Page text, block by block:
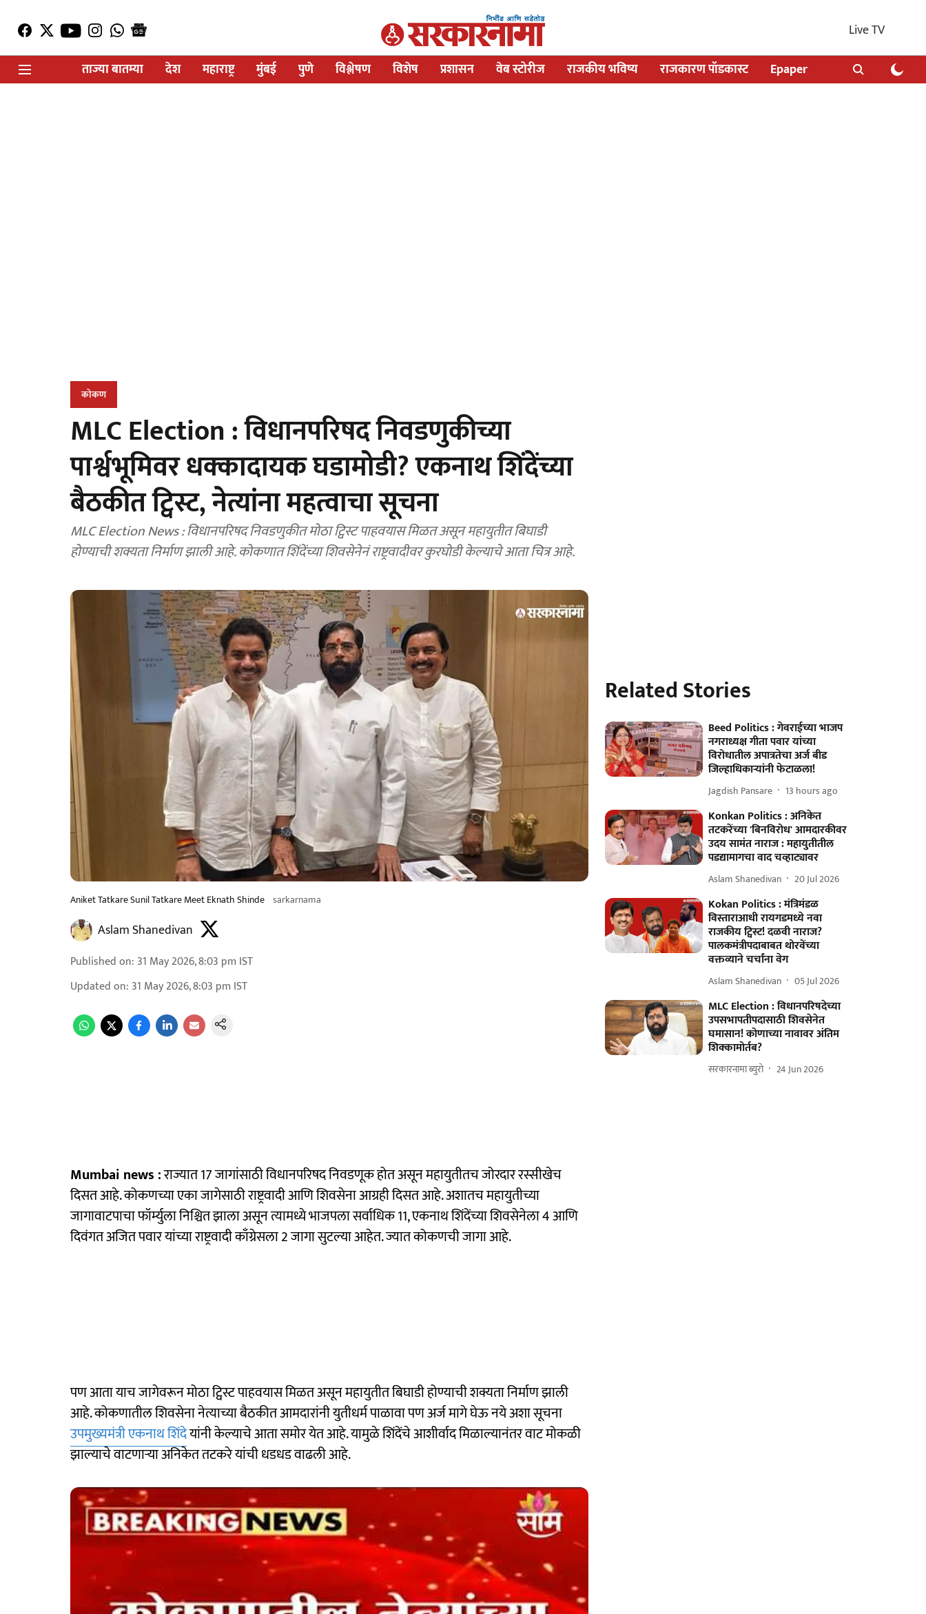
Live TV
ताज्या बातम्या
देश महाराष्ट्र मुंबई पुणे विश्लेषण विशेष प्रशासन वेब स्टोरीज राजकीय भविष्य राजकारण पॉडकास्ट Epaper
कोकण
MLC Election : विधानपरिषद निवडणुकीच्या
पार्श्वभूमिवर धक्कादायक घडामोडी? एकनाथ शिंदेंच्या
बैठकीत ट्विस्ट, नेत्यांना महत्वाचा सूचना
MLC Election News : विधानपरिषद निवडणुकीत मोठा ट्विस्ट पाहवयास मिळत असून महायुतीत बिघाडी
होण्याची शक्यता निर्माण झाली आहे. कोकणात शिंदेंच्या शिवसेनेनं राष्ट्रवादीवर कुरघोडी केल्याचे आता चित्र आहे.
Aniket Tatkare Sunil Tatkare Meet Eknath Shinde sarkarnama
Aslam Shanedivan
Published on: 31 May 2026, 8:03 pm IST
Updated on: 31 May 2026, 8:03 pm IST
Mumbai news :राज्यात 17 जागांसाठी विधानपरिषद निवडणूक होत असून महायुतीतच जोरदार रस्सीखेच
दिसत आहे. कोकणच्या एका जागेसाठी राष्ट्रवादी आणि शिवसेना आग्रही दिसत आहे. अशातच महायुतीच्या
जागावाटपाचा फॉर्म्युला निश्चित झाला असून त्यामध्ये भाजपला सर्वाधिक 11, एकनाथ शिंदेंच्या शिवसेनेला 4 आणि
दिवंगत अजित पवार यांच्या राष्ट्रवादी काँग्रेसला 2 जागा सुटल्या आहेत. ज्यात कोकणची जागा आहे.
पण आता याच जागेवरून मोठा ट्विस्ट पाहवयास मिळत असून महायुतीत बिघाडी होण्याची शक्यता निर्माण झाली
आहे. कोकणातील शिवसेना नेत्याच्या बैठकीत आमदारांनी युतीधर्म पाळावा पण अर्ज मागे घेऊ नये अशा सूचना
उपमुख्यमंत्री एकनाथ शिंदेयांनी केल्याचे आता समोर येत आहे. यामुळे शिंदेंचे आशीर्वाद मिळाल्यानंतर वाट मोकळी
झाल्याचे वाटणाऱ्या अनिकेत तटकरे यांची धडधड वाढली आहे.
Related Stories
Beed Politics : गेवराईच्या भाजप
नगराध्यक्ष गीता पवार यांच्या
विरोधातील अपात्रतेचा अर्ज बीड
जिल्हाधिकाऱ्यांनी फेटाळला!
Jagdish Pansare 13 hours ago
Konkan Politics : अनिकेत
तटकरेंच्या 'बिनविरोध' आमदारकीवर
उदय सामंत नाराज : महायुतीतील
पडद्यामागचा वाद चव्हाट्यावर
Aslam Shanedivan 20 Jul 2026
Kokan Politics : मंत्रिमंडळ
विस्ताराआधी रायगडमध्ये नवा
राजकीय ट्विस्ट! दळवी नाराज?
पालकमंत्रीपदाबाबत थोरवेंच्या
वक्तव्याने चर्चांना वेग
Aslam Shanedivan 05 Jul 2026
MLC Election : विधानपरिषदेच्या
उपसभापतीपदासाठी शिवसेनेत
घमासान! कोणाच्या नावावर अंतिम
शिक्कामोर्तब?
सरकारनामा ब्युरो 24 Jun 2026